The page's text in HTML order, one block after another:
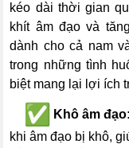
kéo dài thời gian
khít âm đạo và
dành cho cả nam
trong những tình
biệt mang lại lợi ích
Khô âm đạo:
khi âm đạo bị khô,